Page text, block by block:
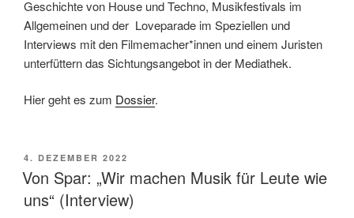
Geschichte von House und Techno, Musikfestivals im
Allgemeinen und der Loveparade im Speziellen und
Interviews mit den Filmemacher*innen und einem Juristen
unterfüttern das Sichtungsangebot in der Mediathek.
Hier geht es zum Dossier.
VERÖFFENTLICHT
AM
4. DEZEMBER 2022
Von Spar: „Wir machen Musik für Leute wie
uns“ (Interview)